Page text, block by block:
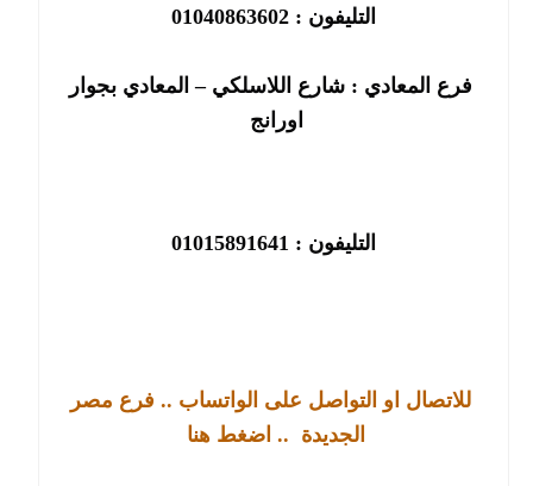
التليفون : 01040863602
فرع المعادي : شارع اللاسلكي – المعادي بجوار
اورانج
التليفون : 01015891641
للاتصال او التواصل على الواتساب .. فرع مصر
الجديدة .. اضغط هنا